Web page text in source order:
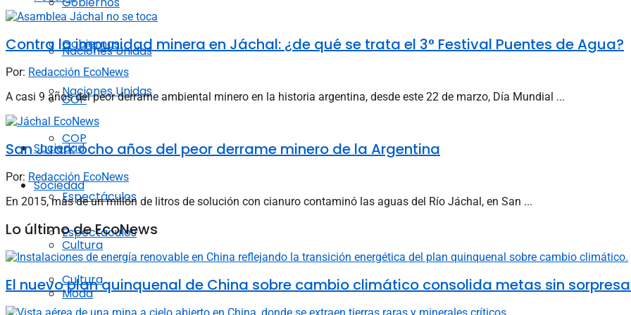
Naciones Unidas
COP
Sociedad
Espectáculos
Cultura
Moda
Gobiernos
Naciones Unidas
COP
Sociedad
Espectáculos
Cultura
Contra la impunidad minera en Jáchal: ¿de qué se trata el 3° Festival Puentes de Agua?
Por: Redacción EcoNews
A casi 9 años del peor derrame ambiental minero en la historia argentina, desde este 22 de marzo, Día Mundial ...
San Juan: ocho años del peor derrame minero de la Argentina
Por: Redacción EcoNews
En 2015, más de un millón de litros de solución con cianuro contaminó las aguas del Río Jáchal, en San ...
Lo último de EcoNews
El nuevo plan quinquenal de China sobre cambio climático consolida metas sin